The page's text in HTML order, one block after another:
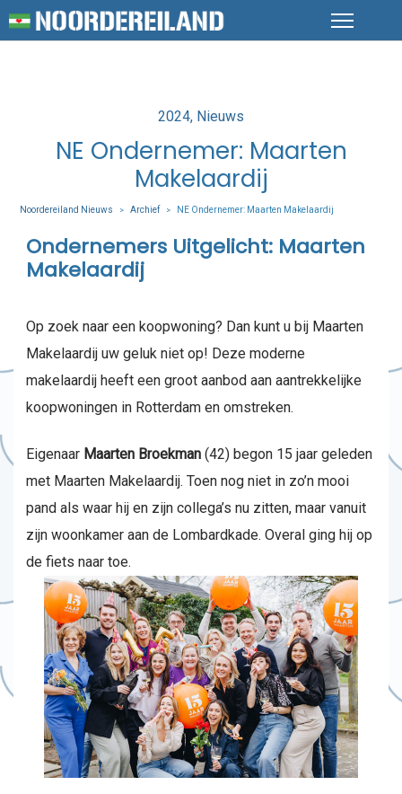
Posted
2024 Nieuws
NE Ondernemer: Maarten
Makelaardij
Noordereiland Nieuws > Archief > NE Ondernemer: Maarten Makelaardij
Ondernemers Uitgelicht: Maarten
Makelaardij
Op zoek naar een koopwoning? Dan kunt u bij Maarten
Makelaardij uw geluk niet op! Deze moderne
makelaardij heeft een groot aanbod aan aantrekkelijke
koopwoningen in Rotterdam en omstreken.
Eigenaar Maarten Broekman (42) begon 15 jaar geleden
met Maarten Makelaardij. Toen nog niet in zo’n mooi
pand als waar hij en zijn collega’s nu zitten, maar vanuit
zijn woonkamer aan de Lombardkade. Overal ging hij op
de fiets naar toe.